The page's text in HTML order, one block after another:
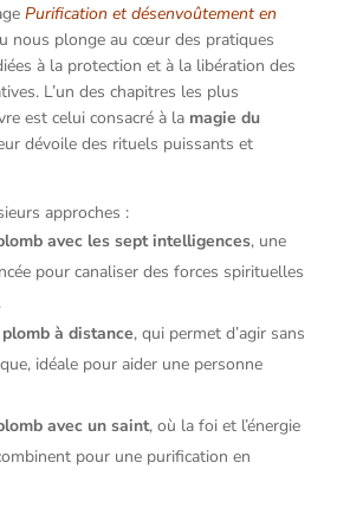
Purification et désenvoûtement en
nous plonge au cœur des pratiques
à la protection et à la libération des
L’un des chapitres les plus
est celui consacré à la magie du
dévoile des rituels puissants et
approches :
avec les sept intelligences, une
pour canaliser des forces spirituelles
à distance, qui permet d’agir sans
idéale pour aider une personne
avec un saint, où la foi et l’énergie
pour une purification en